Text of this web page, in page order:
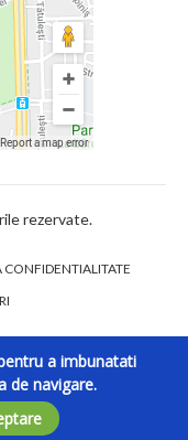
rezervate.
CONFIDENTIALITATE
a imbunatati
de navigare.